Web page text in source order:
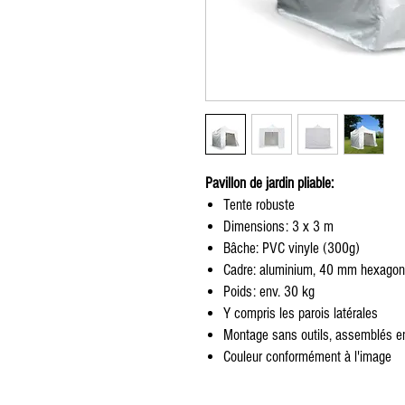
Zug furniture rental, Furniture rental, Round Table, Rectangular Table, High
Red carpet, exhibition, conference, event, separation, partition, wooden
cushion, table knife, table fork, spoon, Chair cover, Napkin, Vegetation, Totem,
Möbelverleih, Eventverleih Lausanne Bern Freiburg Zürich, Möbelverleih in
Freiburg Zürich, Vermietung von Möbeln in der Schweiz, Vermietung von
Möbelverlei, Runder Tisch, rechteckiger Tisch, hoher Tisch, Tischdekoration,
Ausstellung, Konferenz, Veranstaltung, Trennung, Trennwand, Holzstuhl,
Kissen, Tischmesser, Tischgabel, Löffel, Stuhlbezug, Serviette, Vegetation,
Pavillon de jardin pliable:
Tente robuste
Dimensions: 3 x 3 m
Bâche: PVC vinyle (300g)
Cadre: aluminium, 40 mm
Poids: env. 30 kg
Y compris les parois latérales
Montage sans outils, assemblés
Couleur conformément à l'image